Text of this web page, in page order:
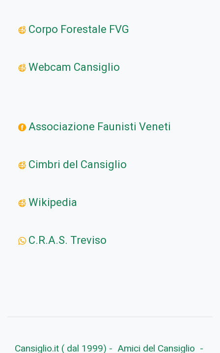
Corpo Forestale FVG
Webcam Cansiglio
Associazione Faunisti Veneti
Cimbri del Cansiglio
Wikipedia
C.R.A.S. Treviso
Cansiglio.it ( dal 1999) - Amici del Cansiglio -